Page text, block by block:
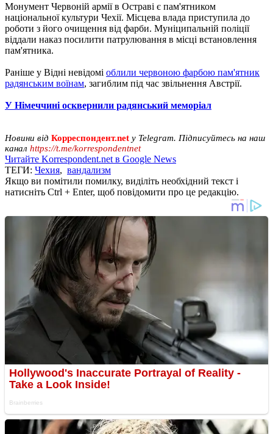
Монумент Червоній армії в Остраві є пам'ятником
національної культури Чехії. Місцева влада приступила до
роботи з його очищення від фарби. Муніципальній поліції
віддали наказ посилити патрулювання в місці встановлення
пам'ятника.
Раніше у Відні невідомі облили червоною фарбою пам'ятник
радянським воїнам, загиблим під час звільнення Австрії.
У Німеччині осквернили радянський меморіал
Новини від Корреспондент.net у Telegram. Підписуйтесь на наш
канал https://t.me/korrespondentnet
Читайте Korrespondent.net в Google News
ТЕГИ: Чехия, вандализм
Якщо ви помітили помилку, виділіть необхідний текст і
натисніть Ctrl + Enter, щоб повідомити про це редакцію.